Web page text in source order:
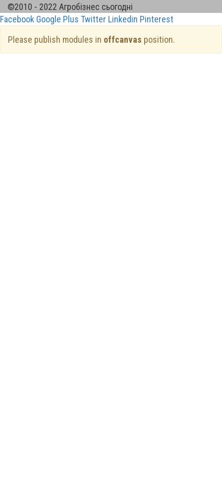
©2010 - 2022 Агробізнес сьогодні
Facebook Google Plus Twitter Linkedin Pinterest
Please publish modules in offcanvas position.